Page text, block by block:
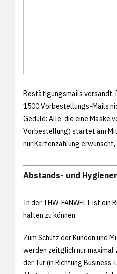
Bestätigungsmails versandt.
1500 Vorbestellungs-Mails
Geduld: Alle, die eine Maske
Vorbestellung) startet am
nur Kartenzahlung
Abstands- und
In der THW-FANWELT ist ein
halten zu können
Zum Schutz der Kunden und
werden zeitglich nur maximal
der Tür (in Richtung